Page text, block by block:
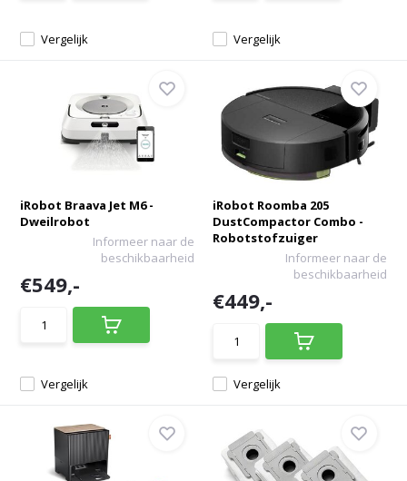
Vergelijk Vergelijk
iRobot Braava Jet M6 -
Dweilrobot
Vergelijk
Informeer naar de
beschikbaarheid
€549,-
iRobot Roomba 205
DustCompactor Combo -
Robotstofzuiger
Vergelijk
Informeer naar de
beschikbaarheid
€449,-